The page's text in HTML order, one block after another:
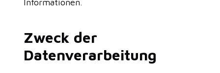
Informationen.
Zweck der
Datenverarbeitung